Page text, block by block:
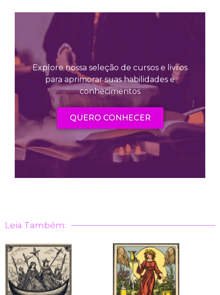
Explore nossa seleção de cursos e livros
para aprimorar suas habilidades e
conhecimentos
QUERO CONHECER
Leia Também: